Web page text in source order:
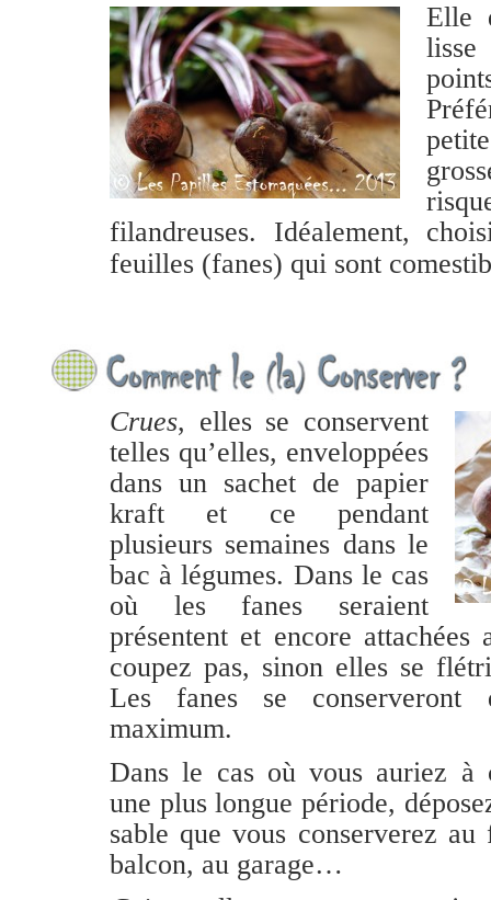
Elle
filandreuses. Idéalement,
feuilles (fanes) qui sont
Crues, elles se conservent
telles qu’elles, enveloppées
dans un sachet de papier
kraft et ce pendant
plusieurs semaines dans le
bac à légumes. Dans le cas
où les fanes seraient
présentent et encore attachées
coupez pas, sinon elles se
Les fanes se
maximum.
Dans le cas où vous auriez à
une plus longue période,
sable que vous conserverez
balcon, au garage…